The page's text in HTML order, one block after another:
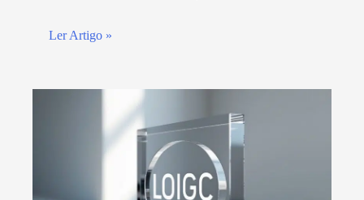
Ler Artigo »